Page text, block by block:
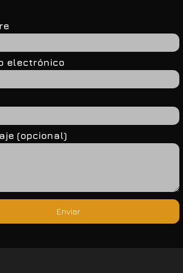
electrónico
(opcional)